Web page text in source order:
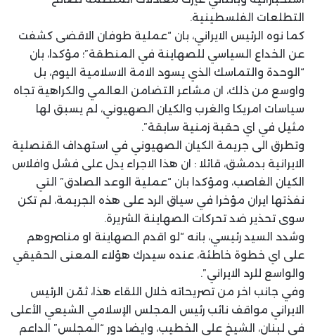
التطلعات الفلسطينية.
كما نوه الرئيس الايراني، بان “عملية طوفان الاقضى كشفت
عن الخداع السياسي للصهاينة في المنطقة”؛ مؤكدا، بان
“الوحدة والتماسك الذي يسود الامة الاسلامية اليوم، بل
واوسع من ذلك، ان مشاعر التضامن العالمي والكراهية تجاه
سياسات امريكا والغرب والكيان الصهيوني، لم يسبق لها
مثيل في اي حقبة زمنية سابقة”.
وتطرق الى جريمة الكيان الصهيوني في استهداف القنصلية
الايرانية بدمشق، قائلا : ان هذا الاجراء يدل على فشل وافلاس
الكيان الغاصب، ومؤكدا بان “عملية الوعد الصادق” التي
نفذتها ايران مؤخرا في سياق الرد على هذه الجريمة، لم تكن
سوى تحذير ضد تحركات الصهاينة الشريرة.
وشدد السيد رئيسي، بانه “لو اقدم الصهاينة او مناصروهم
على اي خطوة خاطئة، عنده سيدرك هؤلاء المعنى الحقيقي
والواسع للرد الايراني”.
وفي جانب اخر من تصريحاته خلال اللقاء هذا، ثمّن الرئيس
الايراني مواقف نائب رئيس المجلس الإسلامي الشيعي الأعلى
في لبنان، الشيخ علي الخطيب، وايضا دور “المجلس” الداعم